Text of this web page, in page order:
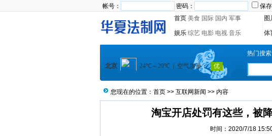
帐号： 密码： 保存
首页 美食 国际 国内 军事 图
娱乐 综艺 电影 电视 音乐 体
热门搜索
您现在的位置： 首页 >> 互联网新闻 >> 内容
淘宝开店处罚有这些，被
时间：2020/7/18